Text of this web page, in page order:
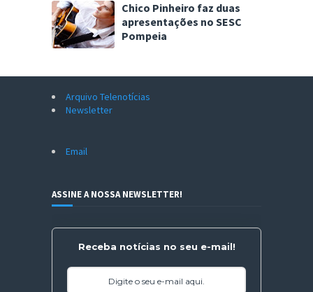
Chico Pinheiro faz duas
apresentações no SESC
Pompeia
Arquivo Telenotícias
Newsletter
Email
ASSINE A NOSSA NEWSLETTER!
Receba notícias no seu e-mail!